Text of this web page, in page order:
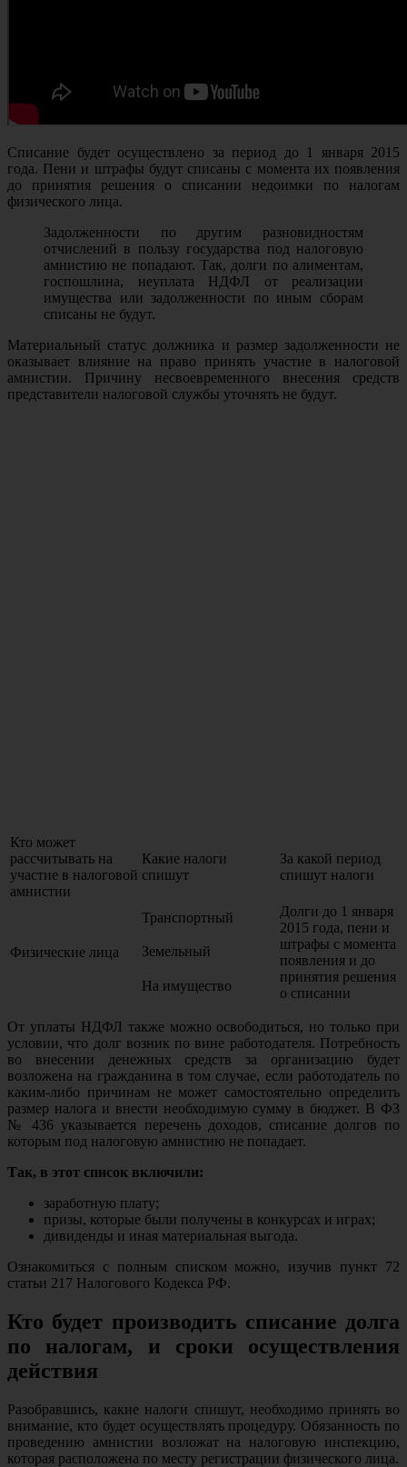
Списание будет осуществлено за период до 1 января 2015
года. Пени и штрафы будут списаны с момента их появления
до принятия решения о списании недоимки по налогам
физического лица.
Задолженности по другим разновидностям
отчислений в пользу государства под налоговую
амнистию не попадают. Так, долги по алиментам,
госпошлина, неуплата НДФЛ от реализации
имущества или задолженности по иным сборам
списаны не будут.
Материальный статус должника и размер задолженности не
оказывает влияние на право принять участие в налоговой
амнистии. Причину несвоевременного внесения средств
представители налоговой службы уточнять не будут.
Кто может
рассчитывать на
участие в налоговой
амнистии
Какие налоги
спишут
За какой период
спишут налоги
Физические лица
Транспортный
Долги до 1 января
2015 года, пени и
штрафы с момента
появления и до
принятия решения
о списании
Земельный
На имущество
От уплаты НДФЛ также можно освободиться, но только при
условии, что долг возник по вине работодателя. Потребность
во внесении денежных средств за организацию будет
возложена на гражданина в том случае, если работодатель по
каким-либо причинам не может самостоятельно определить
размер налога и внести необходимую сумму в бюджет. В ФЗ
№ 436 указывается перечень доходов, списание долгов по
которым под налоговую амнистию не попадает.
Так, в этот список включили:
заработную плату;
призы, которые были получены в конкурсах и играх;
дивиденды и иная материальная выгода.
Ознакомиться с полным списком можно, изучив пункт 72
статьи 217 Налогового Кодекса РФ.
Кто будет производить списание долга
по налогам, и сроки осуществления
действия
Разобравшись, какие налоги спишут, необходимо принять во
внимание, кто будет осуществлять процедуру. Обязанность по
проведению амнистии возложат на налоговую инспекцию,
которая расположена по месту регистрации физического лица.